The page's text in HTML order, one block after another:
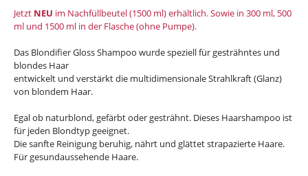
Jetzt NEU im Nachfüllbeutel (1500 ml) erhältlich. Sowie in 300 ml, 500
ml und 1500 ml in der Flasche (ohne Pumpe).
Das Blondifier Gloss Shampoo wurde speziell für gesträhntes und
blondes Haar
entwickelt und verstärkt die multidimensionale Strahlkraft (Glanz)
von blondem Haar.
Egal ob naturblond, gefärbt oder gesträhnt. Dieses Haarshampoo ist
für jeden Blondtyp geeignet.
Die sanfte Reinigung beruhig, nährt und glättet strapazierte Haare.
Für gesundaussehende Haare.